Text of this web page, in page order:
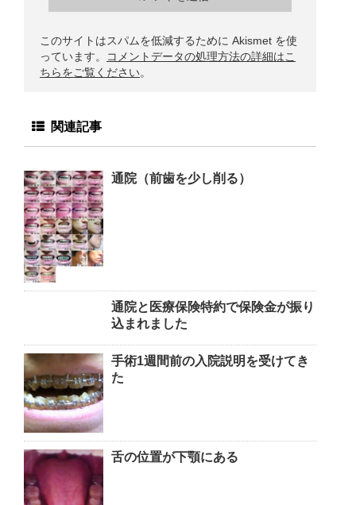
このサイトはスパムを低減するために Akismet を使
っています。
コメントデータの処理方法の詳細はこ
ちらをご覧ください。
関連記事
通院（前歯を少し削る）
通院と医療保険特約で保険金が振り
込まれました
手術1週間前の入院説明を受けてき
た
舌の位置が下顎にある